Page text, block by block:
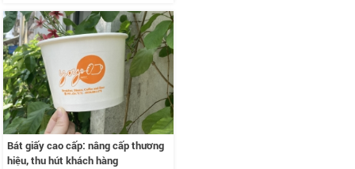
Bát giấy cao cấp: nâng cấp thương
hiệu, thu hút khách hàng